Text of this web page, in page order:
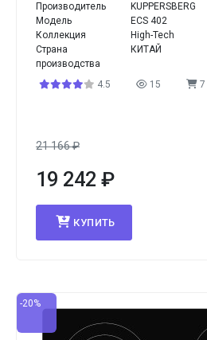
Производитель
KUPPERSBERG
Модель
ECS 402
Коллекция
High-Tech
Страна
производства
КИТАЙ
4.5 15 7
21 166₽
19 242 ₽
КУПИТЬ
-20%